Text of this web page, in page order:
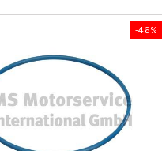
-46%